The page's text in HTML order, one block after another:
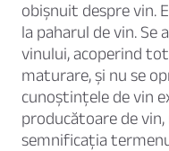
obișnuit despre vin.
la paharul de vin.
vinului, acoperind
maturare, și nu se
cunoștințele de vin
producătoare de
semnificația